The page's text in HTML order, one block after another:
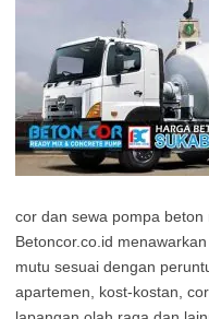
cor dan sewa pompa beton
Betoncor.co.id
mutu sesuai dengan
apartemen, kost-kostan,